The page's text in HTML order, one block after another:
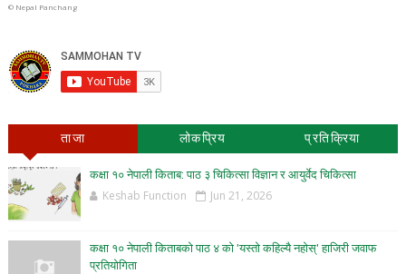
© Nepal Panchang
ताजा लोकप्रिय प्रतिक्रिया
कक्षा १० नेपाली किताब: पाठ ३ चिकित्सा विज्ञान र आयुर्वेद चिकित्सा
Keshab Function Jun 21, 2026
कक्षा १० नेपाली किताबको पाठ ४ को 'यस्तो कहिल्यै नहोस्' हाजिरी जवाफ
प्रतियोगिता